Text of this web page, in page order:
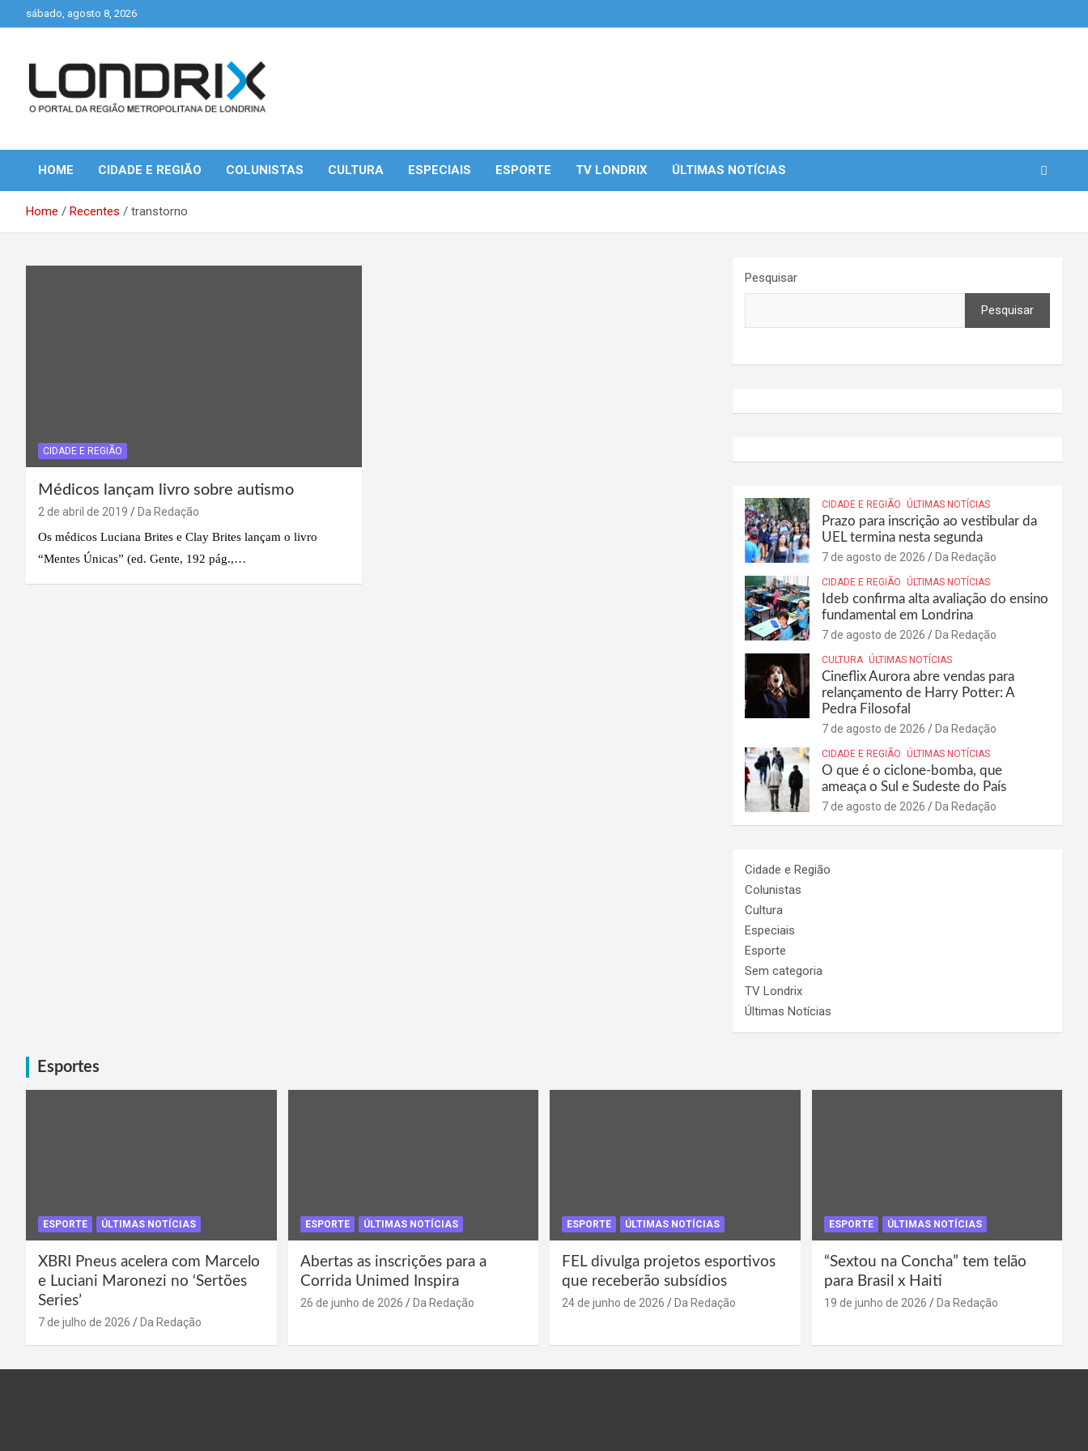
to
sábado, agosto 8, 2026
Londrix
HOME CIDADE E REGIÃO COLUNISTAS CULTURA ESPECIAIS ESPORTE TV LONDRIX ÚLTIMAS NOTÍCIAS
Home Recentes transtorno
CIDADE E REGIÃO
Médicos lançam livro sobre autismo
2 de abril de 2019
Da Redação
Os médicos Luciana Brites e Clay Brites lançam o livro
“Mentes Únicas” (ed. Gente, 192 pág.,…
Pesquisar
Pesquisar
CIDADE E REGIÃO ÚLTIMAS NOTÍCIAS
Prazo para inscrição ao vestibular da
UEL termina nesta segunda
7 de agosto de 2026 Da Redação
CIDADE E REGIÃO ÚLTIMAS NOTÍCIAS
Ideb confirma alta avaliação do ensino
fundamental em Londrina
7 de agosto de 2026 Da Redação
CULTURA ÚLTIMAS NOTÍCIAS
Cineflix Aurora abre vendas para
relançamento de Harry Potter: A
Pedra Filosofal
7 de agosto de 2026 Da Redação
CIDADE E REGIÃO ÚLTIMAS NOTÍCIAS
O que é o ciclone-bomba, que
ameaça o Sul e Sudeste do País
7 de agosto de 2026 Da Redação
Cidade e Região
Colunistas
Cultura
Especiais
Esporte
Sem categoria
TV Londrix
Últimas Notícias
Esportes
ESPORTE ÚLTIMAS NOTÍCIAS
XBRI Pneus acelera com Marcelo
e Luciani Maronezi no ‘Sertões
Series’
7 de julho de 2026 Da Redação
ESPORTE ÚLTIMAS NOTÍCIAS
Abertas as inscrições para a
Corrida Unimed Inspira
26 de junho de 2026 Da Redação
ESPORTE ÚLTIMAS NOTÍCIAS
FEL divulga projetos esportivos
que receberão subsídios
24 de junho de 2026 Da Redação
ESPORTE ÚLTIMAS NOTÍCIAS
“Sextou na Concha” tem telão
para Brasil x Haiti
19 de junho de 2026 Da Redação